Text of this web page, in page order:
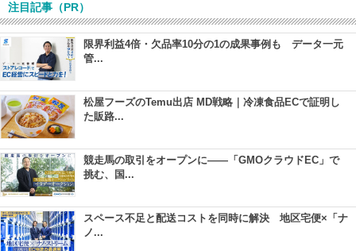
注目記事（PR）
限界利益4倍・欠品率10分の1の成果事例も データ一元
管...
松屋フーズのTemu出店 MD戦略｜冷凍食品ECで証明し
た販路...
競走馬の取引をオープンに――「GMOクラウドEC」で
挑む、国...
スペース不足と配送コストを同時に解決 地区宅便×「ナ
ノ...